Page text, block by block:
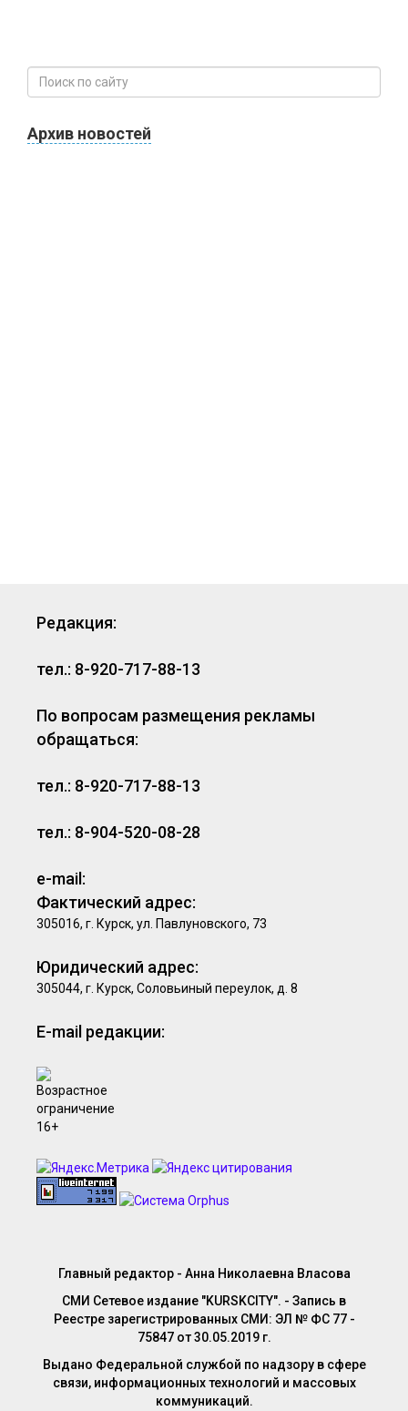
Архив новостей
Редакция:
тел.: 8-920-717-88-13
По вопросам размещения рекламы
обращаться:
тел.: 8-920-717-88-13
тел.: 8-904-520-08-28
e-mail:
Фактический адрес:
305016, г. Курск, ул. Павлуновского, 73
Юридический адрес:
305044, г. Курск, Соловьиный переулок, д. 8
E-mail редакции:
Главный редактор - Анна Николаевна Власова
СМИ Сетевое издание "KURSKCITY". - Запись в
Реестре зарегистрированных СМИ: ЭЛ № ФС 77 -
75847 от 30.05.2019 г.
Выдано Федеральной службой по надзору в сфере
связи, информационных технологий и массовых
коммуникаций.